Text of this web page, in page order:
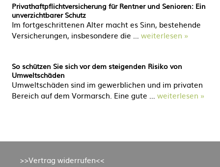
Privathaftpflichtversicherung für Rentner und Senioren: Ein
unverzichtbarer Schutz
Im fortgeschrittenen Alter macht es Sinn, bestehende
Versicherungen, insbesondere die … weiterlesen »
So schützen Sie sich vor dem steigenden Risiko von
Umweltschäden
Umweltschäden sind im gewerblichen und im privaten
Bereich auf dem Vormarsch. Eine gute … weiterlesen »
>>Vertrag widerrufen<<